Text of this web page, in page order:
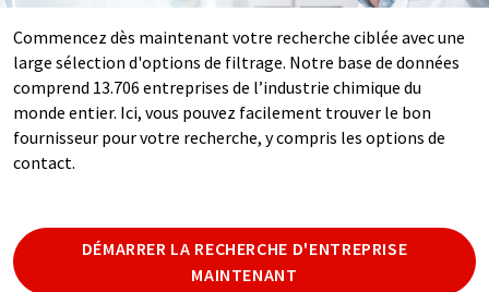
Commencez dès maintenant votre recherche ciblée avec une
large sélection d'options de filtrage. Notre base de données
comprend 13.706 entreprises de l’industrie chimique du
monde entier. Ici, vous pouvez facilement trouver le bon
fournisseur pour votre recherche, y compris les options de
contact.
DÉMARRER LA RECHERCHE D'ENTREPRISE
MAINTENANT